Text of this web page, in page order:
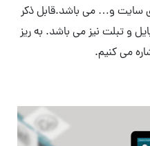
و… می باشد.قابل ذکر
و تبلت نیز می باشد. به ریز
می کنیم.